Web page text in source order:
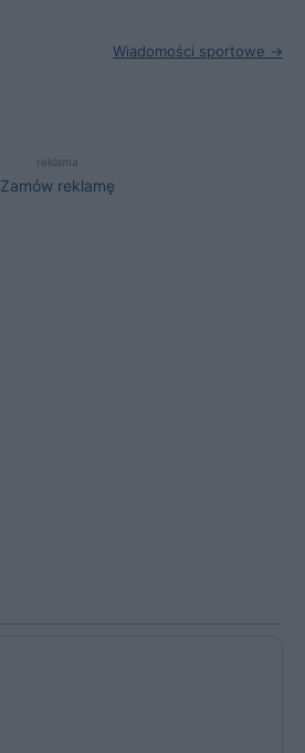
Wiadomości sportowe →
reklama
Zamów reklamę